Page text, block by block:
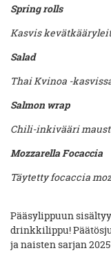
Spring rolls
Kasvis
Salad
Thai Kvinoa -
Salmon wrap
Chili-inkivääri
Mozzarella Focaccia
Täytetty focaccia
Pääsylippuun
drinkkilippu!
ja naisten sarjan